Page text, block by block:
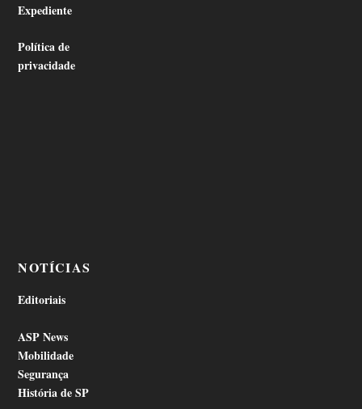
Expediente
Política de
privacidade
NOTÍCIAS
Editoriais
ASP News
Mobilidade
Segurança
História de SP